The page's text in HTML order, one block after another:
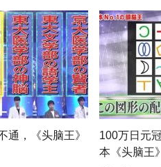
通，《头脑王》
100万日元
本《头脑王